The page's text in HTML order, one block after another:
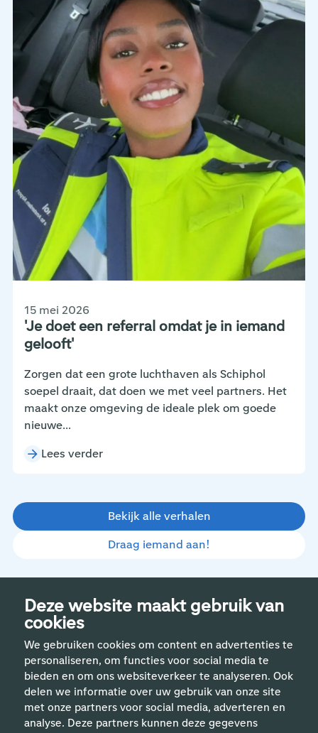
Deze website maakt gebruik van
cookies
We gebruiken cookies om content en advertenties te
personaliseren, om functies voor social media te
bieden en om ons websiteverkeer te analyseren. Ook
delen we informatie over uw gebruik van onze site
met onze partners voor social media, adverteren en
analyse. Deze partners kunnen deze gegevens
'Je doet een referral omdat je in iemand
gelooft'
15 mei 2026
Zorgen dat een grote luchthaven als Schiphol
soepel draait, dat doen we met veel partners. Het
maakt onze omgeving de ideale plek om goede
nieuwe...
Lees verder
Bekijk alle verhalen
Draag iemand aan!